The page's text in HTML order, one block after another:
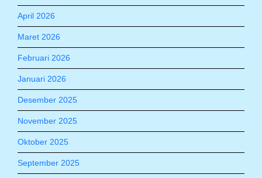
April 2026
Maret 2026
Februari 2026
Januari 2026
Desember 2025
November 2025
Oktober 2025
September 2025